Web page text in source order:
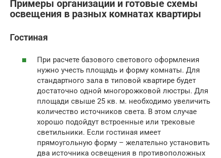
Примеры организации и готовые схемы
освещения в разных комнатах квартиры
Гостиная
При расчете базового светового оформления
нужно учесть площадь и форму комнаты. Для
стандартного зала в типовой квартире будет
достаточно одной многорожковой люстры. Для
площади свыше 25 кв. м. необходимо увеличить
количество источников света. В этом случае
хорошо подойдут встроенные или трековые
светильники. Если гостиная имеет
прямоугольную форму – желательно установить
два источника освещения в противоположных